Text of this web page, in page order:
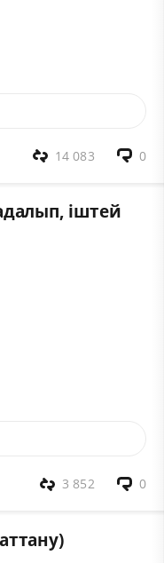
0
14 083
іштей
0
3 852